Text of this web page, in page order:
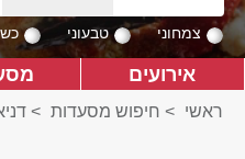
צמחוני טבעוני
אירועים
ראשי > חיפוש מסעדות >